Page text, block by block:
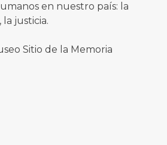
en nuestro país: la
justicia.
Sitio de la Memoria